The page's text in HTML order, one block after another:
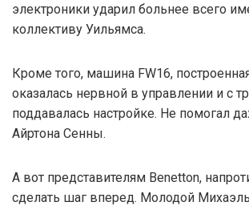
электроники ударил больнее всего
коллективу Уильямса.
Кроме того, машина FW16,
оказалась нервной в управлении и с
поддавалась настройке. Не помогал
Айртона Сенны.
А вот представителям Benetton,
сделать шаг вперед. Молодой